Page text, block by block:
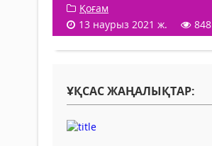
Қоғам
13 наурыз 2021 ж.
848
ҰҚСАС ЖАҢАЛЫҚТАР: